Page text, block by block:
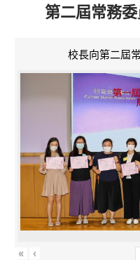
第二屆常務
校長向第二屆
« ‹